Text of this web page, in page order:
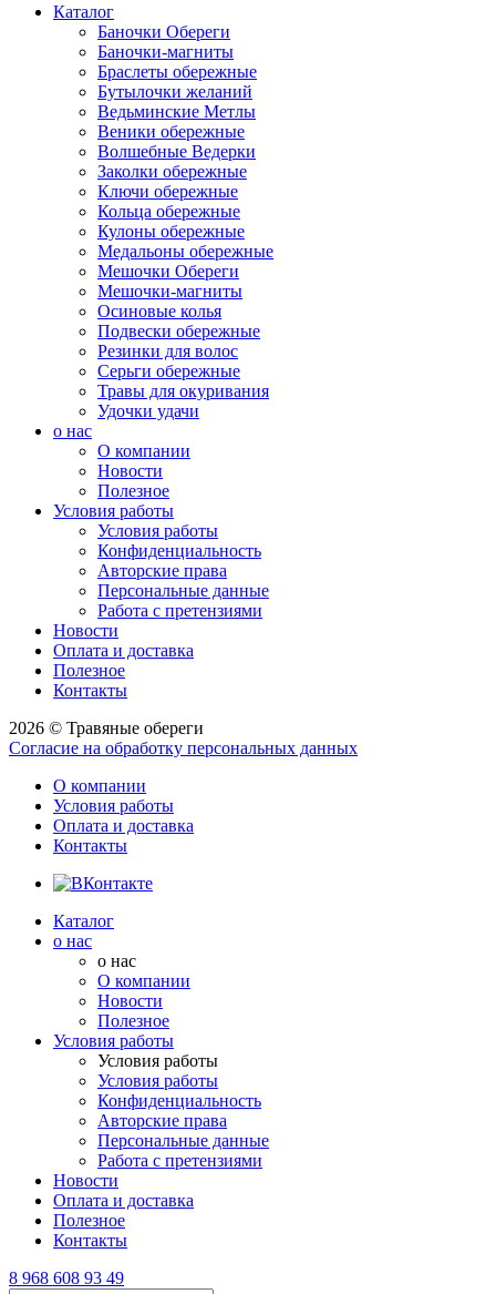
Каталог
Баночки Обереги
Баночки-магниты
Браслеты обережные
Бутылочки желаний
Ведьминские Метлы
Веники обережные
Волшебные Ведерки
Заколки обережные
Ключи обережные
Кольца обережные
Кулоны обережные
Медальоны обережные
Мешочки Обереги
Мешочки-магниты
Осиновые колья
Подвески обережные
Резинки для волос
Серьги обережные
Травы для окуривания
Удочки удачи
о нас
О компании
Новости
Полезное
Условия работы
Условия работы
Конфиденциальность
Авторские права
Персональные данные
Работа с претензиями
Новости
Оплата и доставка
Полезное
Контакты
2026 © Травяные обереги
Согласие на обработку персональных данных
О компании
Условия работы
Оплата и доставка
Контакты
Каталог
о нас
о нас
О компании
Новости
Полезное
Условия работы
Условия работы
Условия работы
Конфиденциальность
Авторские права
Персональные данные
Работа с претензиями
Новости
Оплата и доставка
Полезное
Контакты
8 968 608 93 49